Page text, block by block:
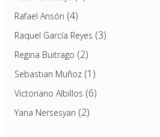
Rafael Ansón (4)
Raquel García Reyes (3)
Regina Buitrago (2)
Sebastian Muñoz(1)
Victoriano Albillos (6)
Yana Nersesyan (2)